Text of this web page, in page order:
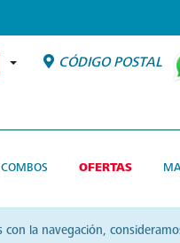
CÓDIGO POSTAL
COMBOS OFERTAS
la navegación,